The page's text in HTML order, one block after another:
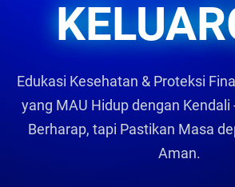
Edukasi Kesehatan & Proteksi
yang MAU Hidup dengan Kendali
Berharap, tapi Pastikan Masa
Aman.